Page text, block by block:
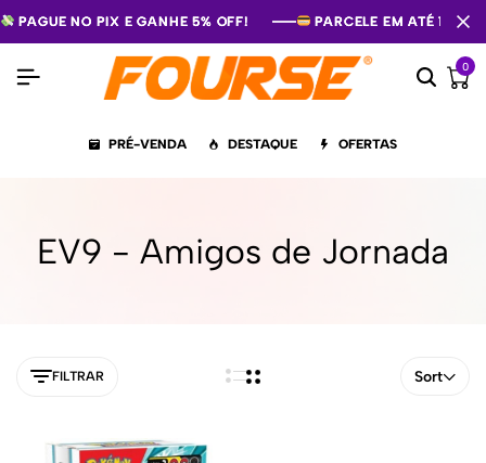
PAGUE NO PIX E GANHE 5% OFF! PARCELE EM ATÉ 12X
PAGUE NO PIX E GANHE 5% OFF! PARCELE EM ATÉ 12X
PAGUE NO PIX E GANHE 5% OFF! PARCELE EM ATÉ 12X
0
PRÉ-VENDA DESTAQUE OFERTAS
EV9 - Amigos de Jornada
FILTRAR Sort